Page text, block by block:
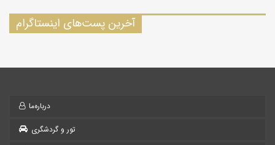
آخرین پست‌های اینستاگرام
درباره‌ما
تور و گردشگری